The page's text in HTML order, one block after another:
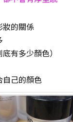
妝的關係
有多少顏色）
自己的顏色